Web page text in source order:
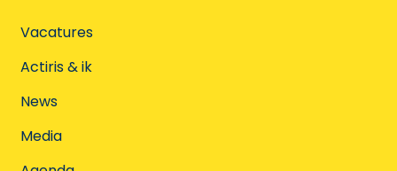
Vacatures
Actiris & ik
News
Media